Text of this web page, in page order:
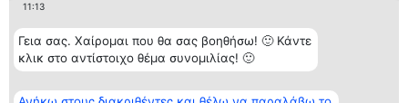
11:13
Γεια σας. Χαίρομαι που θα σας βοηθήσω! 🙂 Κάντε
κλικ στο αντίστοιχο θέμα συνομιλίας! 🙂
Διοργανωτής της
Κατάταξη Επικοινωνία